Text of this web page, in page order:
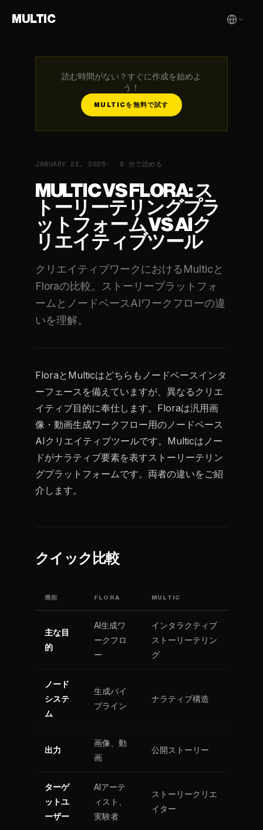
MULTIC
読む時間がない？すぐに作成を始めよ
う！
MULTICを無料で試す
JANUARY 21, 2025 8 分で読める
MULTIC VS FLORA: ス
トーリーテリングプラ
ットフォーム VS AIク
リエイティブツール
クリエイティブワークにおけるMulticと
Floraの比較。ストーリープラットフォ
ームとノードベースAIワークフローの違
いを理解。
FloraとMulticはどちらもノードベースインタ
ーフェースを備えていますが、異なるクリエ
イティブ目的に奉仕します。Floraは汎用画
像・動画生成ワークフロー用のノードベース
AIクリエイティブツールです。Multicはノー
ドがナラティブ要素を表すストーリーテリン
グプラットフォームです。両者の違いをご紹
介します。
クイック比較
機能 FLORA MULTIC
主な目
的
AI生成ワ
ークフロ
ー
インタラクティブ
ストーリーテリン
グ
ノード
システ
ム
生成パイ
プライン
ナラティブ構造
出力
画像、動
画
公開ストーリー
ターゲ
ットユ
ーザー
AIアーテ
ィスト、
実験者
ストーリークリエ
イター